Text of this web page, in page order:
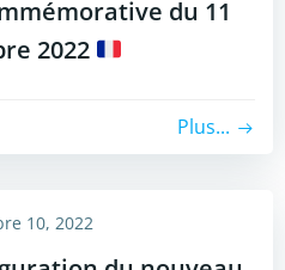
du 11
2022
Plus...
10, 2022